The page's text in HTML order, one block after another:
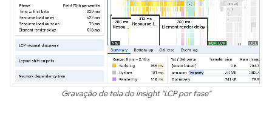
Gravação de tela do insight "LCP por fase"